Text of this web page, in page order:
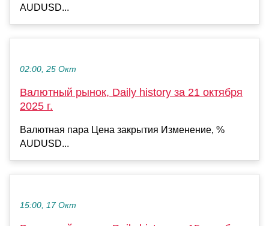
AUDUSD...
02:00, 25 Окт
Валютный рынок, Daily history за 21 октября
2025 г.
Валютная пара Цена закрытия Изменение, %
AUDUSD...
15:00, 17 Окт